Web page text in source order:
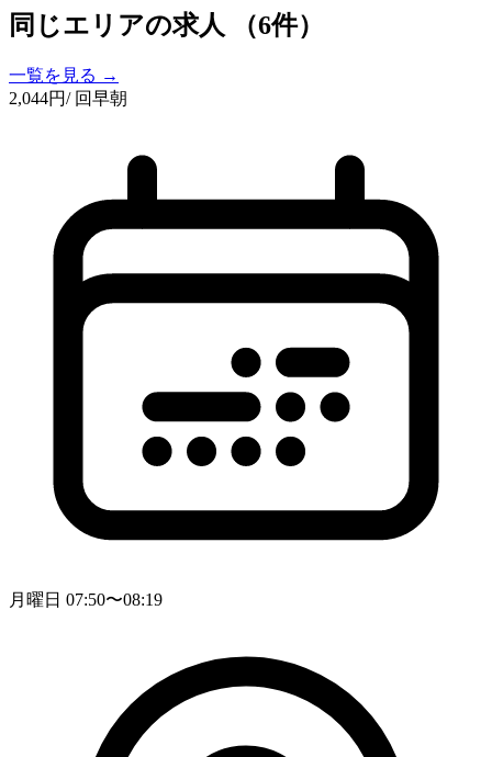
同じエリアの求人 （6件）
一覧を見る →
2,044円/ 回早朝
月曜日 07:50〜08:19